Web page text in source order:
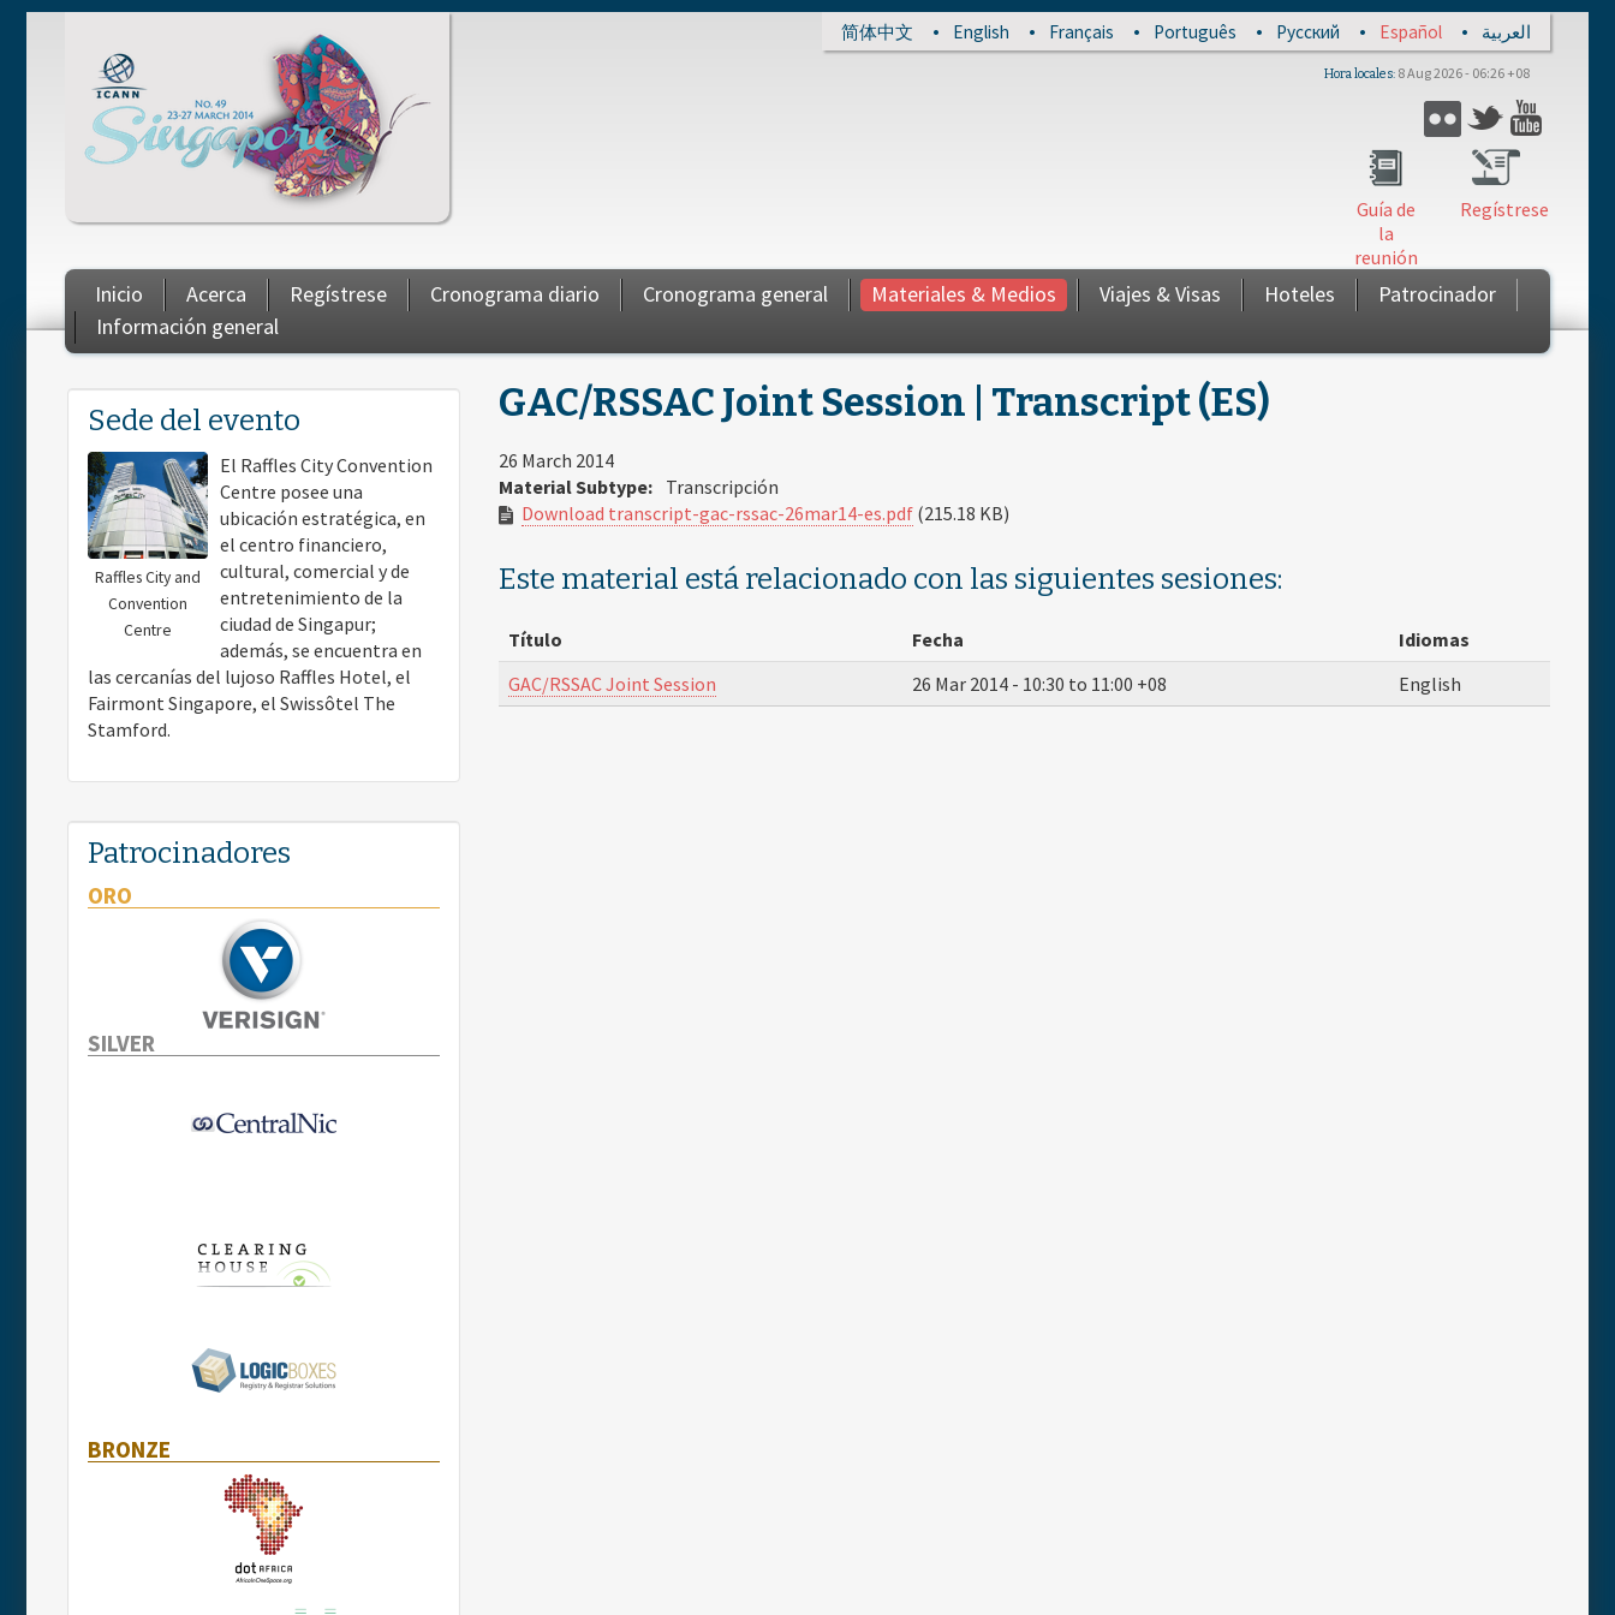
简体中文 English Français Português Русский Español العربية
Hora locales 8 Aug 2026 - 06:26 +08
Flickr Twitter
Regístrese
Guía de
la
reunión
Inicio Acerca Regístrese Cronograma diario Cronograma general Materiales & Medios Viajes & Visas Hoteles
Patrocinador
Información general
You are here GAC/RSSAC Joint Session | Transcript (ES)
26 March 2014
Material Subtype: Transcripción
Download transcript-gac-rssac-26mar14-es.pdf (215.18 KB)
Este material está relacionado con las siguientes sesiones:
Título Fecha
Idiomas
GAC/RSSAC Joint Session
26 Mar 2014 - 10:30 to 11:00 +08 English
Sede del evento
Raffles City and
Convention
Centre
El Raffles City Convention
Centre posee una
ubicación estratégica, en
el centro financiero,
cultural, comercial y de
entretenimiento de la
ciudad de Singapur;
además, se encuentra en
las cercanías del lujoso Raffles Hotel, el
Fairmont Singapore, el Swissôtel The
Stamford.
Patrocinadores
ORO
SILVER
BRONZE